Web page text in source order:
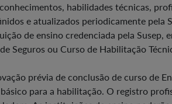
habilidades técnicas,
e atualizados periodicamente pela
de ensino credenciada pela Susep,
Seguros ou Curso de Habilitação
prévia de conclusão de curso de
para a habilitação. O registro